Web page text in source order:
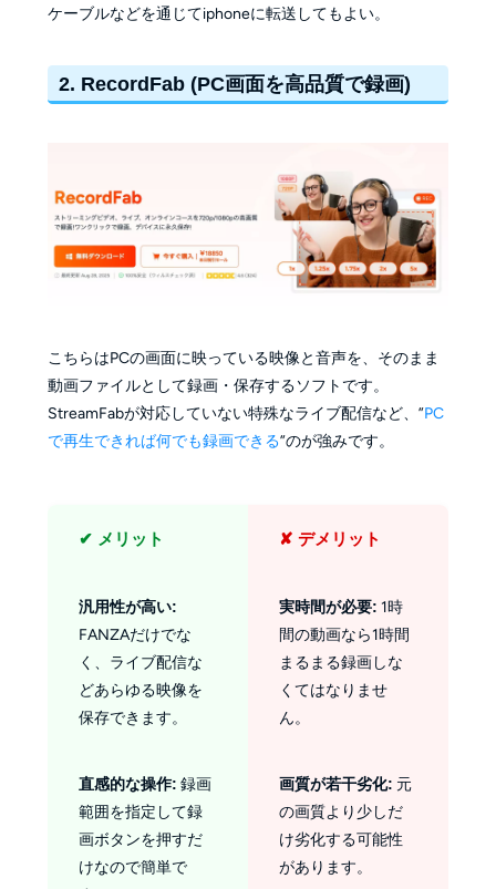
ケーブルなどを通じてiphoneに転送してもよい。
2. RecordFab (PC画面を高品質で録画)
こちらはPCの画面に映っている映像と音声を、そのまま
動画ファイルとして録画・保存するソフトです。
StreamFabが対応していない特殊なライブ配信など、”PC
で再生できれば何でも録画できる”のが強みです。
✔ メリット
汎用性が高い:
FANZAだけでな
く、ライブ配信な
どあらゆる映像を
保存できます。
直感的な操作: 録画
範囲を指定して録
画ボタンを押すだ
けなので簡単で
✘ デメリット
実時間が必要: 1時
間の動画なら1時間
まるまる録画しな
くてはなりませ
ん。
画質が若干劣化: 元
の画質より少しだ
け劣化する可能性
があります。